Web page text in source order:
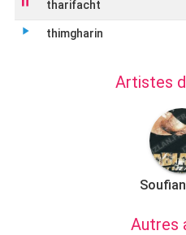
tharifacht
play_arrow thimgharin
Artistes
Autres